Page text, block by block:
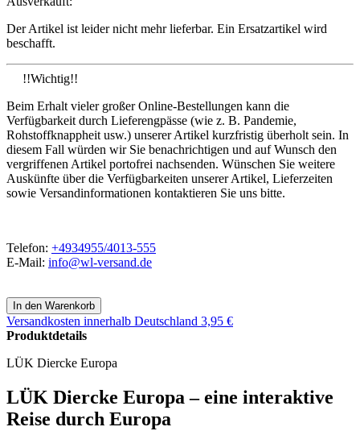
Der Artikel ist leider nicht mehr lieferbar. Ein Ersatzartikel wird
beschafft.
!!Wichtig!!
Beim Erhalt vieler großer Online-Bestellungen kann die
Verfügbarkeit durch Lieferengpässe (wie z. B. Pandemie,
Rohstoffknappheit usw.) unserer Artikel kurzfristig überholt sein. In
diesem Fall würden wir Sie benachrichtigen und auf Wunsch den
vergriffenen Artikel portofrei nachsenden. Wünschen Sie weitere
Auskünfte über die Verfügbarkeiten unserer Artikel, Lieferzeiten
sowie Versandinformationen kontaktieren Sie uns bitte.
Telefon: +4934955/4013-555
E-Mail: info@wl-versand.de
Versandkosten innerhalb Deutschland 3,95 €
Produktdetails
LÜK Diercke Europa
LÜK Diercke Europa – eine interaktive
Reise durch Europa